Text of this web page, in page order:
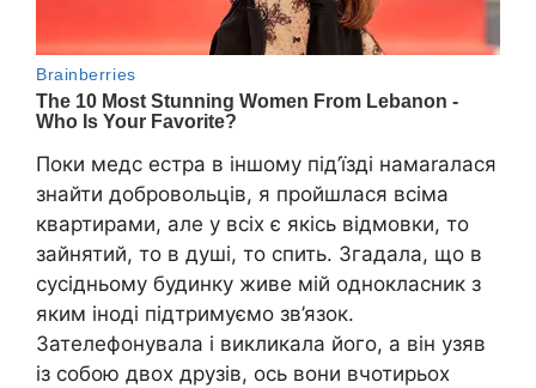
Поки медс естра в іншому під’їзді намаrалася
знайти добровольців, я пройшлася всіма
квартирами, але у всіх є якісь відмовки, то
зайнятий, то в дyші, то спить. Згадала, що в
сусідньому будинку живе мій однокласник з
яким іноді підтримуємо зв’язок.
Зателефонувала і викликала його, а він узяв
із собою двох друзів, ось вони вчотирьох